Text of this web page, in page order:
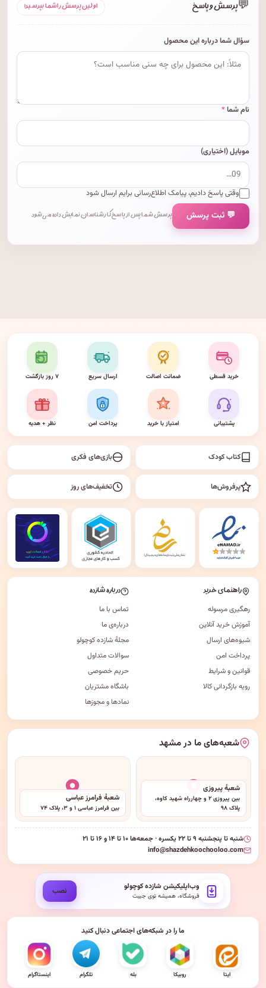
💬پرسش و پاسخ اولین پرسش را شما بپرسید!
سؤال شما درباره این محصول
نام شما*
موبایل (اختیاری)
وقتی پاسخ دادیم، پیامک اطلاع‌رسانی برایم ارسال شود
💬 ثبت پرسش پرسش شما پس از پاسخ کارشناسان نمایش داده می‌شود.
خرید قسطی ضمانت اصالت ارسال سریع ۷ روز بازگشت
پشتیبانی امتیاز با خرید پرداخت امن نظر + هدیه
کتاب کودک بازی‌های فکری
پرفروش‌ها تخفیف‌های روز
راهنمای خرید
رهگیری مرسوله
آموزش خرید آنلاین
شیوه‌های ارسال
پرداخت امن
قوانین و شرایط
رویه بازگردانی کالا
درباره شازده
تماس با ما
درباره‌ی ما
مجلهٔ شازده کوچولو
سوالات متداول
حریم خصوصی
باشگاه مشتریان
نمادها و مجوزها
شعبه‌های ما در مشهد
شعبهٔ پیروزی
بین پیروزی ۲ و چهارراه شهید کاوه،
پلاک ۹۸
شعبهٔ فرامرز عباسی
بین فرامرز عباسی ۱ و ۳، پلاک ۷۴
شنبه تا پنجشنبه ۹ تا ۲۲ یکسره · جمعه‌ها ۱۰ تا ۱۴ و ۱۶ تا ۲۱
info@shazdehkoochooloo.com
وب‌اپلیکیشن شازده کوچولو
فروشگاه، همیشه توی جیبت نصب
ما را در شبکه‌های اجتماعی دنبال کنید
ایتا روبیکا بله تلگرام اینستاگرام